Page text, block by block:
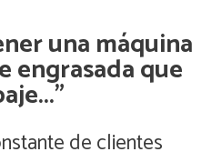
una máquina
que
de clientes